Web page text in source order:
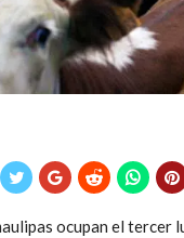
ocupan el tercer